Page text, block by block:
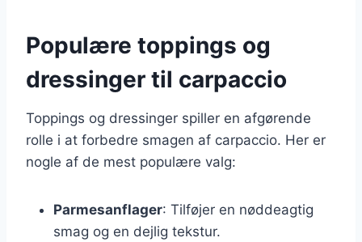
Populære toppings og
dressinger til carpaccio
Toppings og dressinger spiller en afgørende
rolle i at forbedre smagen af carpaccio. Her er
nogle af de mest populære valg:
Parmesanflager: Tilføjer en nøddeagtig
smag og en dejlig tekstur.